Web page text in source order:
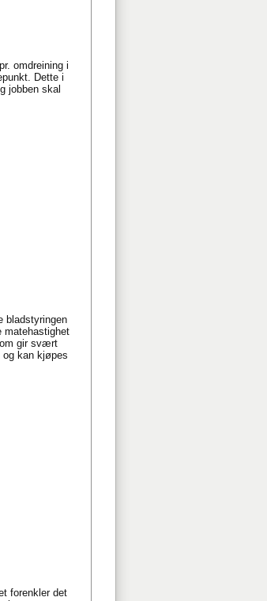
omdreining i
Dette i
jobben skal
bladstyringen
gir svært
og kan kjøpes
forenkler det